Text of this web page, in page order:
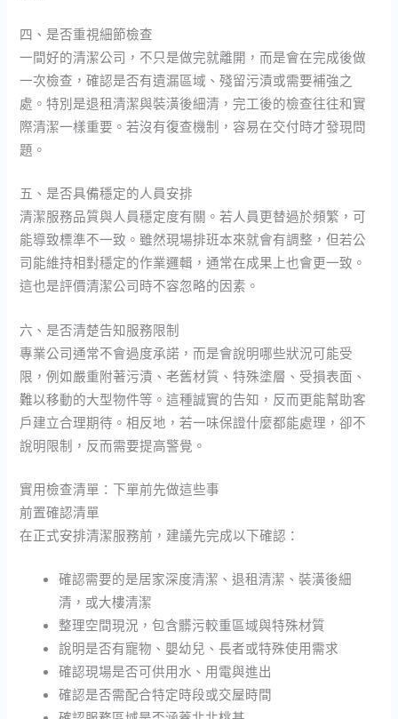
四、是否重視細節檢查
一間好的清潔公司，不只是做完就離開，而是會在完成後做
一次檢查，確認是否有遺漏區域、殘留污漬或需要補強之
處。特別是退租清潔與裝潢後細清，完工後的檢查往往和實
際清潔一樣重要。若沒有復查機制，容易在交付時才發現問
題。
五、是否具備穩定的人員安排
清潔服務品質與人員穩定度有關。若人員更替過於頻繁，可
能導致標準不一致。雖然現場排班本來就會有調整，但若公
司能維持相對穩定的作業邏輯，通常在成果上也會更一致。
這也是評價清潔公司時不容忽略的因素。
六、是否清楚告知服務限制
專業公司通常不會過度承諾，而是會說明哪些狀況可能受
限，例如嚴重附著污漬、老舊材質、特殊塗層、受損表面、
難以移動的大型物件等。這種誠實的告知，反而更能幫助客
戶建立合理期待。相反地，若一味保證什麼都能處理，卻不
說明限制，反而需要提高警覺。
實用檢查清單：下單前先做這些事
前置確認清單
在正式安排清潔服務前，建議先完成以下確認：
確認需要的是居家深度清潔、退租清潔、裝潢後細
清，或大樓清潔
整理空間現況，包含髒污較重區域與特殊材質
說明是否有寵物、嬰幼兒、長者或特殊使用需求
確認現場是否可供用水、用電與進出
確認是否需配合特定時段或交屋時間